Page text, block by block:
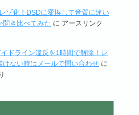
ゾ化！DSDに変換して音質に違い
聞き比べてみた に アースリンク
ドライン違反を1時間で解除！レ
けない時はメールで問い合わせ に